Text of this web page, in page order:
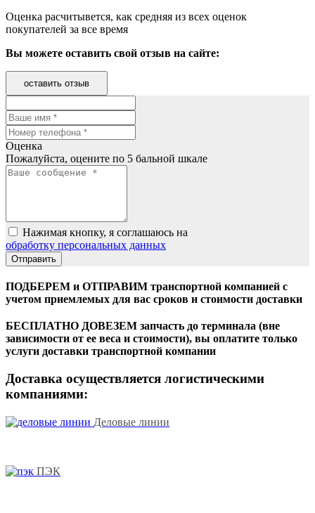
Оценка расчитывется, как средняя из всех оценок
покупателей за все время
Вы можете оставить свой отзыв на сайте:
оставить отзыв
Оценка
Пожалуйста, оцените по 5 бальной шкале
Нажимая кнопку, я соглашаюсь на
обработку персональных данных
ПОДБЕРЕМ и ОТПРАВИМ транспортной компанией с
учетом приемлемых для вас сроков и стоимости доставки
БЕСПЛАТНО ДОВЕЗЕМ запчасть до терминала (вне
зависимости от ее веса и стоимости), вы оплатите только
услуги доставки транспортной компании
Доставка осуществляется логистическими
компаниями:
Деловые линии
ПЭК